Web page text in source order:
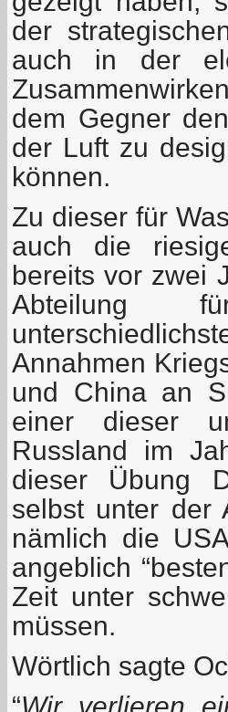
der
auch in der
dem Gegner
der Luft zu
können.
Zu dieser für
auch die
bereits vor zwei
Abteilung
Annahmen
und China an
einer dieser
Russland im
dieser Übung
selbst unter der
nämlich die
angeblich
Zeit unter
müssen.
Wörtlich sagte
“Wir verlieren